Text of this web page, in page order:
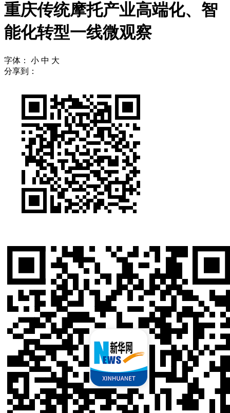
重庆传统摩托产业高端化、智
能化转型一线微观察
字体： 小 中 大
分享到：